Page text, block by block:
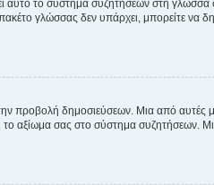
αυτό το σύστημα συζητήσεων στη
γλώσσας δεν υπάρχει, μπορείτε να
προβολή δημοσιεύσεων. Μια από αυτές
αξίωμα σας στο σύστημα συζητήσεων.